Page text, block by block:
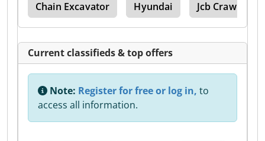
Chain Excavator Hyundai Jcb Crawler
Current classifieds & top offers
Note: Register for free or log in, to
access all information.